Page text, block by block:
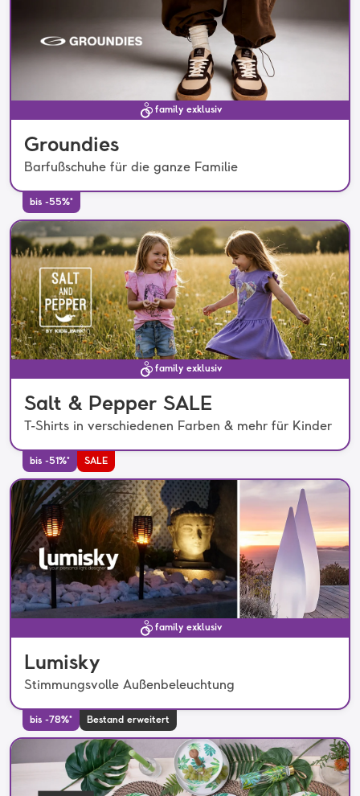
family exklusiv
Groundies
Barfußschuhe für die ganze Familie
bis -55%*
family exklusiv
Salt & Pepper SALE
T-Shirts in verschiedenen Farben & mehr für Kinder
bis -51%* SALE
family exklusiv
Lumisky
Stimmungsvolle Außenbeleuchtung
bis -78%* Bestand erweitert